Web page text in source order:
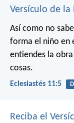
Versículo de
Así como no
forma el niño en
entiendes la
cosas.
Eclesiastés 11:5
Reciba el